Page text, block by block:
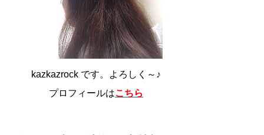
kazkazrock です。よろしく～♪
プロフィールはこちら